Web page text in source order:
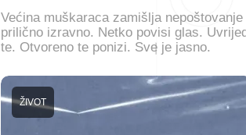
Većina muškaraca zamišlja nepoštovanje
prilično izravno. Netko povisi glas.
te. Otvoreno te ponizi. Sve je jasno.
ŽIVOT